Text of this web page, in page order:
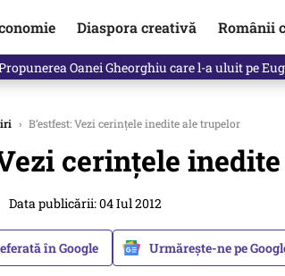
Diaspora creativă Românii
luată astăzi de Guvern pentru toți românii
› B’estfest: Vezi cerinţele inedite ale trupelor
Vezi cerinţele
Data publicării: 04 Iul 2012
în Google Urmărește-ne pe